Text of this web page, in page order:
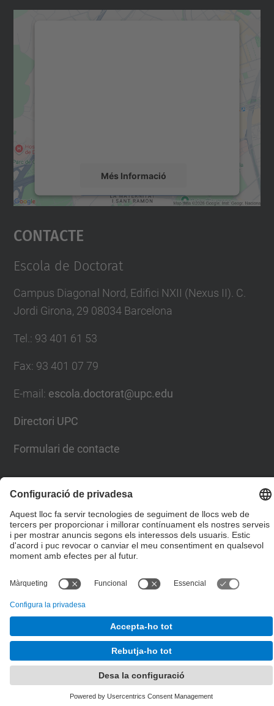
Més Informació
Accepta
powered by
Contacte
Escola de Doctorat
Campus Diagonal Nord, Edifici NXII (Nexus II). C.
Jordi Girona, 29 08034 Barcelona
Tel.: 93 401 61 53
Fax: 93 401 07 79
E-mail : escola.doctorat@upc.edu
Directori UPC
Formulari de contacte
Llista Xarxes Socials
© UPCEscola de Doctorat
Desenvolupat amb
Mapa del lloc
Accessibilitat
Configuració de privadesa